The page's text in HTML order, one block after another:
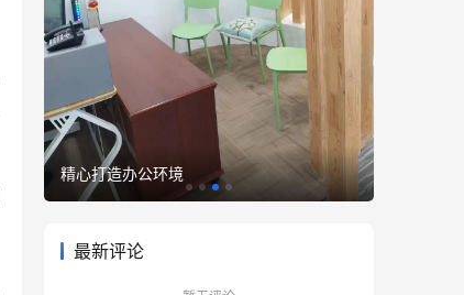
精心打造办公环境
最新评论